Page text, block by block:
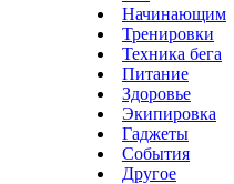
Начинающим
Тренировки
Техника бега
Питание
Здоровье
Экипировка
Гаджеты
События
Другое